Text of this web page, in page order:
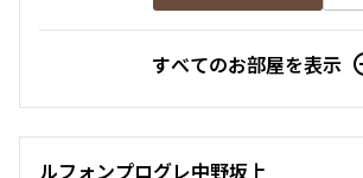
すべてのお部屋を表示
ルフォンプログレ中野坂上